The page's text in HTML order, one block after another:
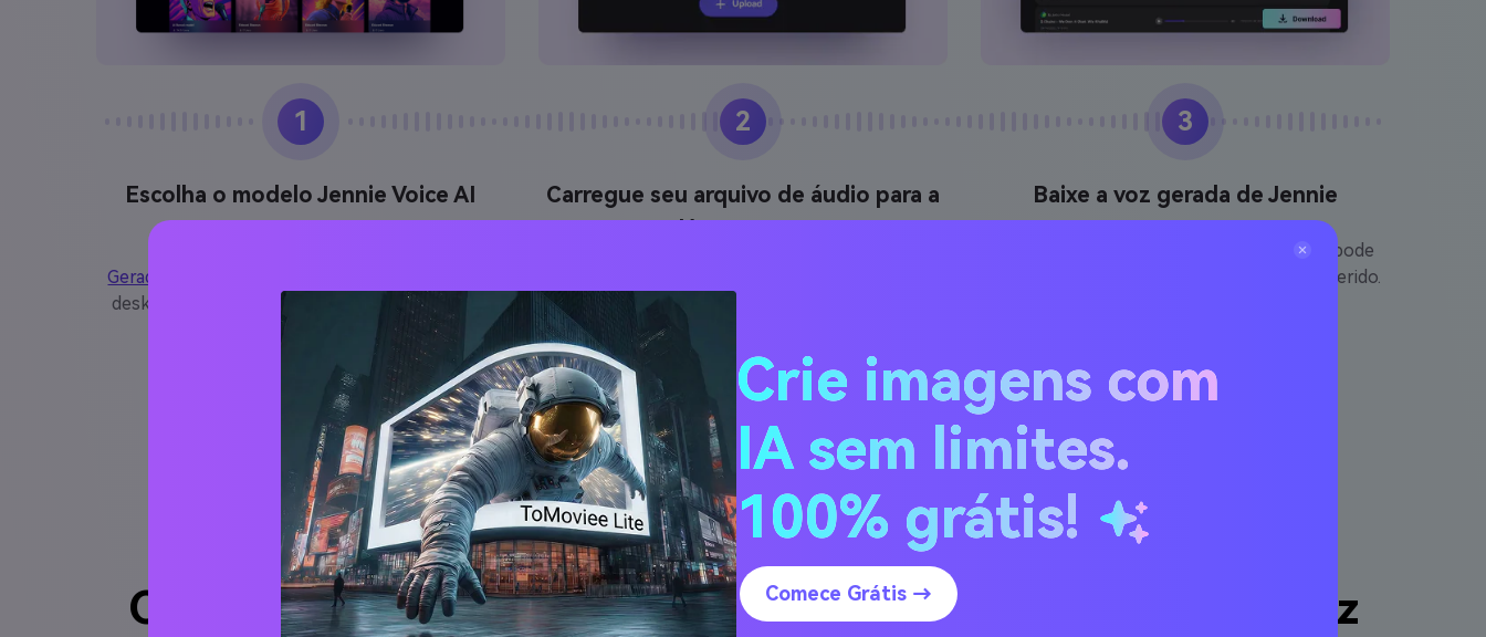
1
Escolha o modelo Jennie Voice AI
Gerador
desktop, e opte pelo modelo de voz Jennie AI.
2
Carregue seu arquivo de áudio para a
IA processar
você deseja transformar na voz de Jennie ou na
capa da música. Media.io acomoda vários formatos
de áudio. Em seguida, aguarde o processamento
de IA para produzir o resultado final.
3
Baixe a voz gerada de Jennie
Após a geração do arquivo de áudio, você pode
visualizá-lo e baixá-lo no seu formato preferido.
Características de destaque de Jennie AI gerador de voz
Crie imagens com
IA sem limites.
100% grátis!
Comece Grátis →